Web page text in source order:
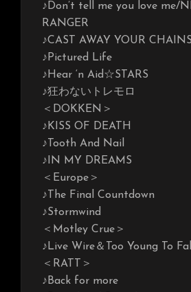
♪Don’t tell me you love me/
RANGER
♪CAST AWAY YOUR
♪Pictured Life
♪Hear ‘n Aid☆STARS
♪狂わないトレモロ
＜DOKKEN＞
♪KISS OF DEATH
♪Tooth And Nail
♪IN MY DREAMS
＜Europe＞
♪The Final Countdown
♪Stormwind
＜Motley Crue＞
♪Live Wire＆Too Young To
＜RATT＞
♪Back for more